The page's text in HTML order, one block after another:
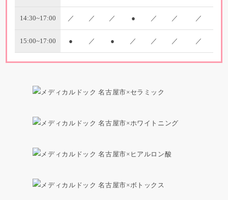
14:30~17:00 ／ ／ ／ ● ／ ／ ／
15:00~17:00 ● ／ ● ／ ／ ／ ／